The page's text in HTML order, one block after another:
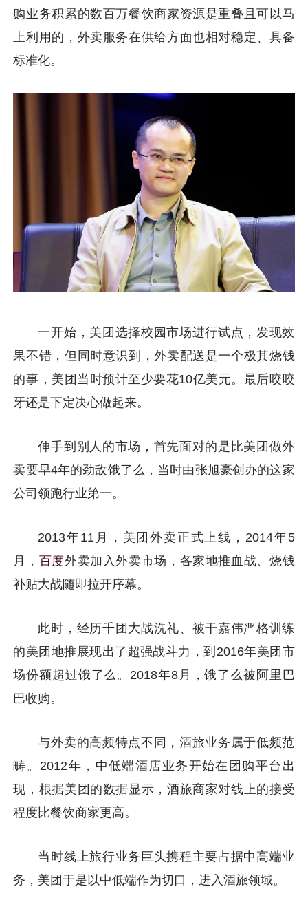
购业务积累的数百万餐饮商家资源是重叠且可以马
上利用的，外卖服务在供给方面也相对稳定、具备
标准化。
一开始，美团选择校园市场进行试点，发现效
果不错，但同时意识到，外卖配送是一个极其烧钱
的事，美团当时预计至少要花10亿美元。最后咬咬
牙还是下定决心做起来。
伸手到别人的市场，首先面对的是比美团做外
卖要早4年的劲敌饿了么，当时由张旭豪创办的这家
公司领跑行业第一。
2013年11月，美团外卖正式上线，2014年5
月， 百度外卖加入外卖市场，各家地推血战、烧钱
补贴大战随即拉开序幕。
此时，经历千团大战洗礼、被干嘉伟严格训练
的美团地推展现出了超强战斗力，到2016年美团市
场份额超过饿了么。2018年8月，饿了么被阿里巴
巴收购。
与外卖的高频特点不同，酒旅业务属于低频范
畴。2012年，中低端酒店业务开始在团购平台出
现，根据美团的数据显示，酒旅商家对线上的接受
程度比餐饮商家更高。
当时线上旅行业务巨头携程主要占据中高端业
务，美团于是以中低端作为切口，进入酒旅领域。